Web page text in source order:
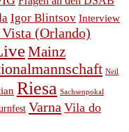
Igor Blintsov Interview
(Orlando)
Mainz
Neil
Riesa Sachsenpokal
Varna Vila do